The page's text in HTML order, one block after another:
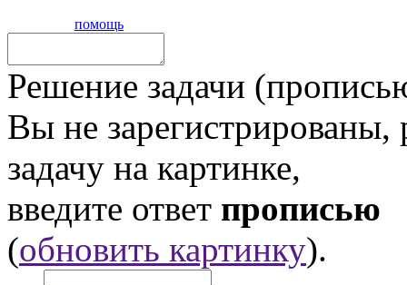
помощь
Решение задачи
Вы не
задачу на картинке,
введите ответ прописью
(обновить картинку).